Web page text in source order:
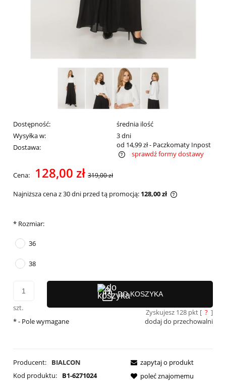
Dostępność:
średnia ilość
Wysyłka w:
3 dni
Dostawa:
od 14,99 zł- Paczkomaty Inpost
sprawdź formy dostawy
Cena: 128,00 zł 319,00 zł
Najniższa cena z 30 dni przed tą promocją: 128,00 zł
* Rozmiar:
36
38
szt.
DO KOSZYKA
Zyskujesz 128pkt [ ? ]
dodaj do przechowalni
*- Pole wymagane
Producent:
BIALCON
Kod produktu:
B1-6271024
zapytaj o produkt
poleć znajomemu